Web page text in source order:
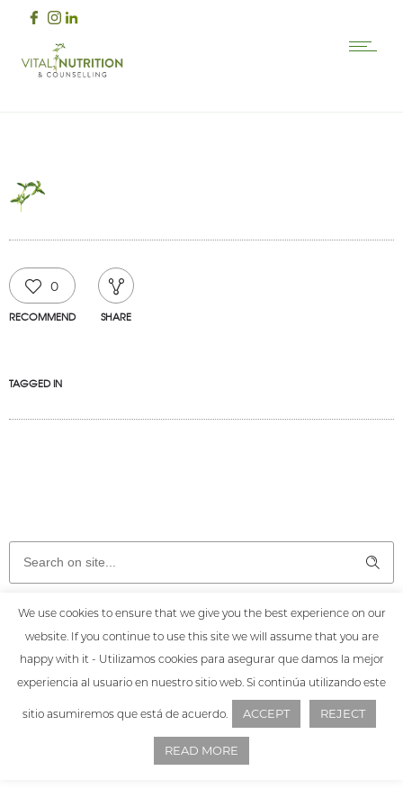
0
RECOMMEND SHARE
TAGGED IN
We use cookies to ensure that we give you the best experience on our
website. If you continue to use this site we will assume that you are
happy with it - Utilizamos cookies para asegurar que damos la mejor
experiencia al usuario en nuestro sitio web. Si continúa utilizando este
sitio asumiremos que está de acuerdo. ACCEPT REJECT
READ MORE